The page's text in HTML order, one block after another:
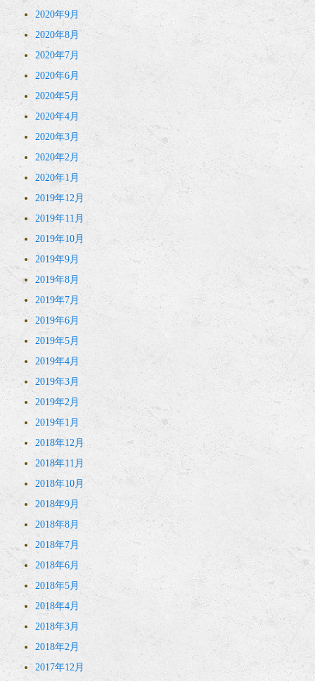
2020年9月
2020年8月
2020年7月
2020年6月
2020年5月
2020年4月
2020年3月
2020年2月
2020年1月
2019年12月
2019年11月
2019年10月
2019年9月
2019年8月
2019年7月
2019年6月
2019年5月
2019年4月
2019年3月
2019年2月
2019年1月
2018年12月
2018年11月
2018年10月
2018年9月
2018年8月
2018年7月
2018年6月
2018年5月
2018年4月
2018年3月
2018年2月
2017年12月